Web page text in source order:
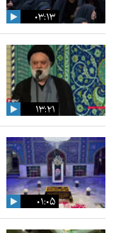
۰۳:۱۳
۱۳:۲۱
۰۱:۰۵